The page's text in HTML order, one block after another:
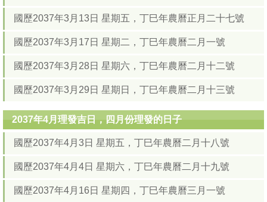
國歷2037年3月13日 星期五，丁巳年農曆正月二十七號
國歷2037年3月17日 星期二，丁巳年農曆二月一號
國歷2037年3月28日 星期六，丁巳年農曆二月十二號
國歷2037年3月29日 星期日，丁巳年農曆二月十三號
2037年4月理發吉日，四月份理發的日子
國歷2037年4月3日 星期五，丁巳年農曆二月十八號
國歷2037年4月4日 星期六，丁巳年農曆二月十九號
國歷2037年4月16日 星期四，丁巳年農曆三月一號